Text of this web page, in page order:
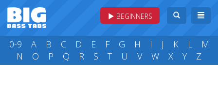
BEGINNERS
0-9 A B C D E F G H I J K L
M
N
O P Q R S T U V W X Y Z